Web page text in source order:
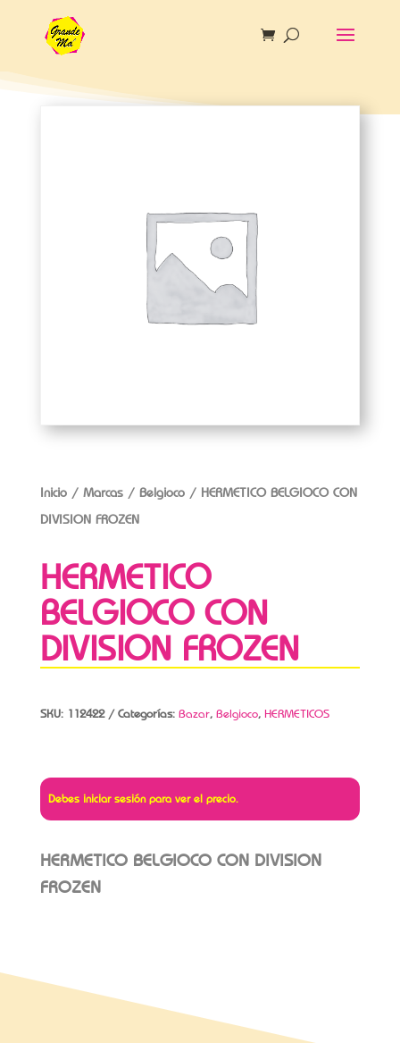
Inicio/ Marcas/ Belgioco/ HERMETICO BELGIOCO CON
DIVISION FROZEN
HERMETICO
BELGIOCO CON
DIVISION FROZEN
SKU: 112422 Categorías: Bazar, Belgioco, HERMETICOS
Debes iniciar sesión para ver el precio.
HERMETICO BELGIOCO CON DIVISION
FROZEN